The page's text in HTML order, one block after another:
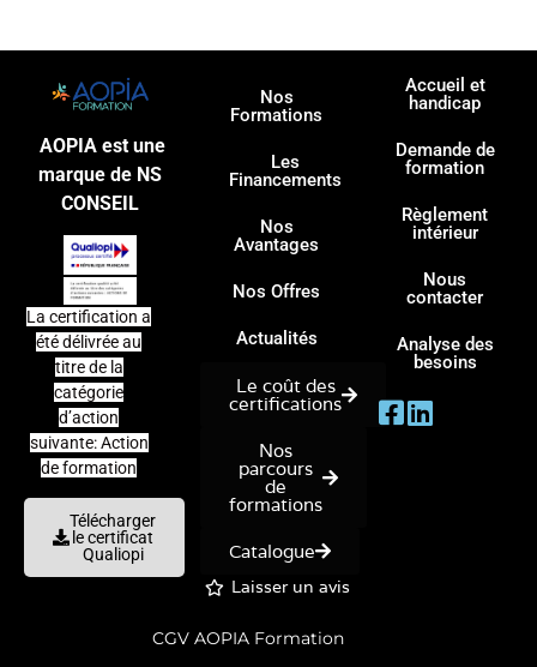
AOPIA est une
marque de NS
CONSEIL
La certification a
été délivrée au
titre de la
catégorie
d’action
suivante: Action
de formation
Télécharger
le certificat
Qualiopi
Nos
Formations
Les
Financements
Nos
Avantages
Nos Offres
Actualités
Le coût des
certifications
Nos
parcours
de
formations
Catalogue
Laisser un avis
Accueil et
handicap
Demande de
formation
Règlement
intérieur
Nous
contacter
Analyse des
besoins
CGV AOPIA Formation